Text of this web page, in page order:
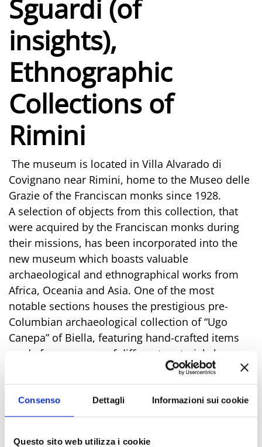
Consenso Dettagli Informazioni sui cookie
Questo sito web utilizza i cookie
Sguardi (of
insights),
Ethnographic
Collections of
Rimini
The museum is located in Villa Alvarado di
Covignano near Rimini, home to the Museo delle
Grazie of the Franciscan monks since 1928.
A selection of objects from this collection, that
were acquired by the Franciscan monks during
their missions, has been incorporated into the
new museum which boasts valuable
archaeological and ethnographical works from
Africa, Oceania and Asia. One of the most
notable sections houses the prestigious pre-
Columbian archaeological collection of “Ugo
Canepa” of Biella, featuring hand-crafted items
made from a range of different materials by
artisans of the ancient cultures and civilisations
that once spread across the American continent
before the arrival of the Spanish Conquerors
during the XVI century.